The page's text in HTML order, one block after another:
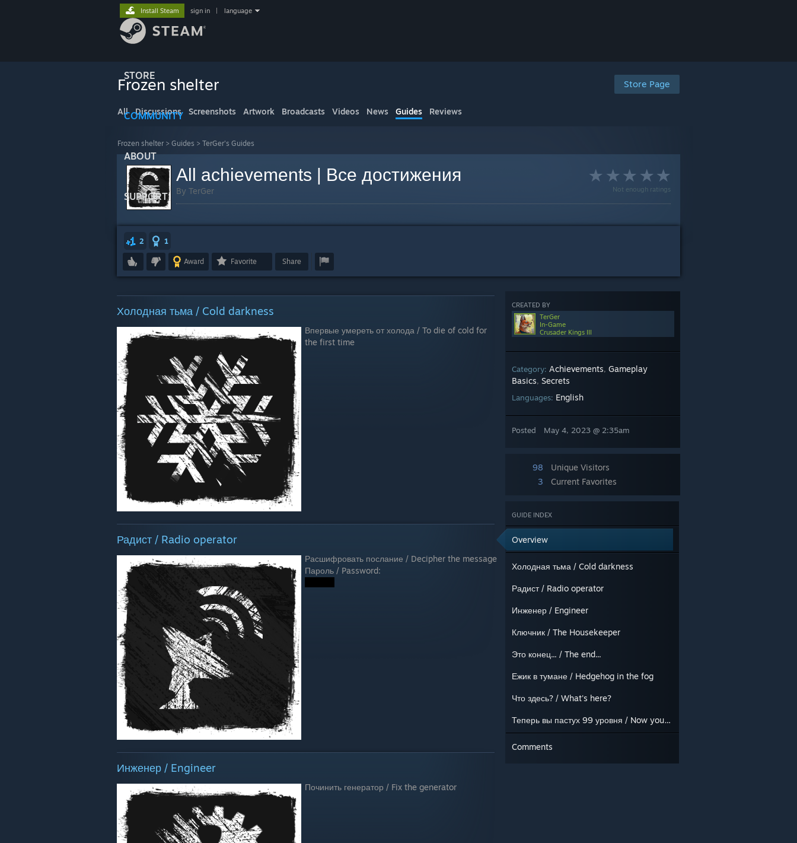
STORE
COMMUNITY
ABOUT
SUPPORT
Install Steam sign in language
Store Page
Frozen shelter
All Discussions Screenshots Artwork Broadcasts Videos News Guides Reviews
Frozen shelter > Guides > TerGer's Guides
Not enough ratings
All achievements | Все достижения
By TerGer
2 1
Award Favorite Share
CREATED BY
TerGer
In-Game
Crusader Kings III
Category: Achievements, Gameplay
Basics, Secrets
Languages: English
Posted May 4, 2023 @ 2:35am
98
Unique Visitors
3
Current Favorites
GUIDE INDEX
Overview
Холодная тьма / Cold darkness
Радист / Radio operator
Инженер / Engineer
Ключник / The Housekeeper
Это конец... / The end...
Ежик в тумане / Hedgehog in the fog
Что здесь? / What's here?
Теперь вы пастух 99 уровня / Now you are a level 99 chicken
Comments
Холодная тьма / Cold darkness
Впервые умереть от холода / To die of cold for
the first time
Радист / Radio operator
Расшифровать послание / Decipher the message
Пароль / Password:
Инженер / Engineer
Починить генератор / Fix the generator